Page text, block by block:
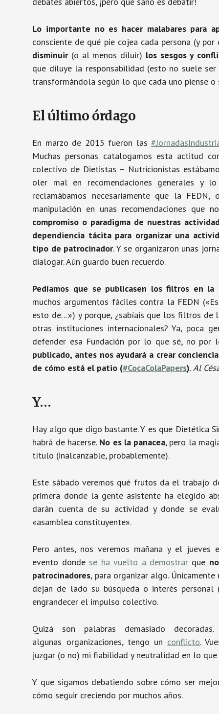
Lo importante no es hacer malabares para
consciente de qué pie cojea cada persona (y
disminuir (o al menos diluir) los sesgos y
que diluye la responsabilidad (esto no suele
transformándola según lo que cada uno piense
El último órdago
En marzo de 2015 fueron las
Muchas personas catalogamos esta actitud
colectivo de Dietistas – Nutricionistas
oler mal en recomendaciones generales y
reclamábamos necesariamente que la
manipulación en unas recomendaciones que
compromiso o paradigma de nuestras
dependiencia tácita para organizar una
tipo de patrocinador. Y se organizaron unas
dialogar. Aún guardo buen recuerdo.
Pedíamos que se publicasen los filtros en la
muchos argumentos fáciles contra la FEDN
esto de…») y porque, ¿sabíais que los filtros de
otras instituciones internacionales? Ya, poca
defender esa Fundación por lo que sé, no por
publicado, antes nos ayudará a crear
de cómo está el patio (#CocaColaPapers).Al
Y…
Hay algo que digo bastante. Y es que Dietética
habrá de hacerse. No es la panacea, pero la
título (inalcanzable, probablemente).
Este sábado veremos qué frutos da el trabajo
primera donde la gente asistente ha elegido
darán cuenta de su actividad y donde se
«asamblea constituyente».
Pero antes, nos veremos mañana y el
evento donde se ha vuelto a demostrar que
patrocinadores, para organizar algo.
dejan de lado su búsqueda o interés personal
engrandecer el impulso colectivo.
Quizá son palabras demasiado
algunas organizaciones, tengo un conflicto.
juzgar (o no) mi fiabilidad y neutralidad en lo que
Y que sigamos debatiendo sobre cómo ser
cómo seguir creciendo por muchos años.